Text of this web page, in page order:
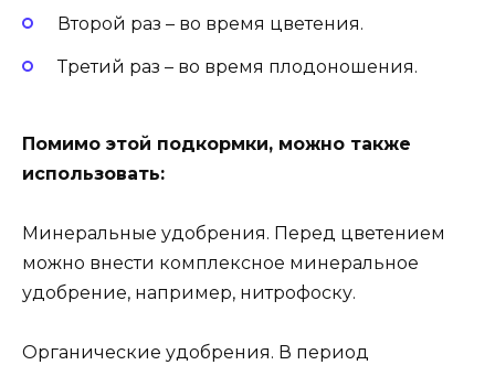
Второй раз – во время цветения.
Третий раз – во время плодоношения.
Помимо этой подкормки, можно также
использовать:
Минеральные удобрения. Перед цветением
можно внести комплексное минеральное
удобрение, например, нитрофоску.
Органические удобрения. В период